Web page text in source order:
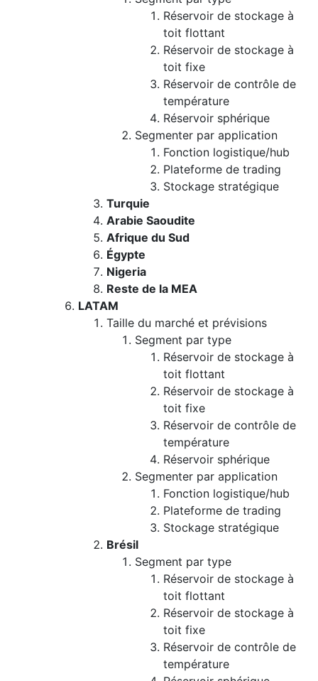
Réservoir de stockage à
toit flottant
Réservoir de stockage à
toit fixe
Réservoir de contrôle de
température
Réservoir sphérique
Segmenter par application
Fonction logistique/hub
Plateforme de trading
Stockage stratégique
Turquie
Arabie Saoudite
Afrique du Sud
Égypte
Nigeria
Reste de la MEA
LATAM
Taille du marché et prévisions
Segment par type
Réservoir de stockage à
toit flottant
Réservoir de stockage à
toit fixe
Réservoir de contrôle de
température
Réservoir sphérique
Segmenter par application
Fonction logistique/hub
Plateforme de trading
Stockage stratégique
Brésil
Segment par type
Réservoir de stockage à
toit flottant
Réservoir de stockage à
toit fixe
Réservoir de contrôle de
température